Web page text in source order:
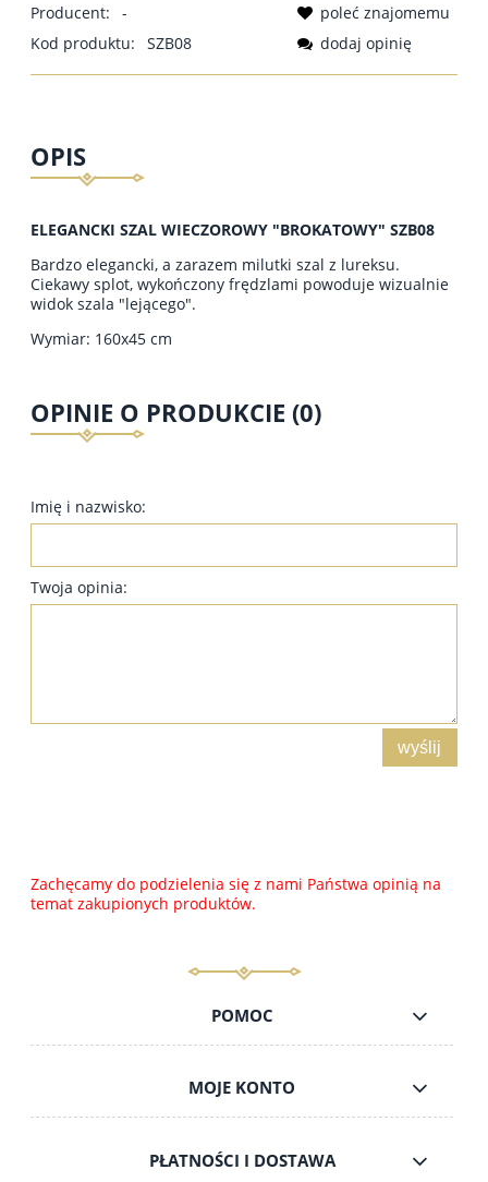
Producent:
-
Kod produktu:
SZB08
poleć znajomemu
dodaj opinię
OPIS
ELEGANCKI SZAL WIECZOROWY "BROKATOWY" SZB08
Bardzo elegancki, a zarazem milutki szal z lureksu.
Ciekawy splot, wykończony frędzlami powoduje wizualnie
widok szala "lejącego".
Wymiar: 160x45 cm
OPINIE O PRODUKCIE (0)
Imię i nazwisko:
Twoja opinia:
wyślij
Zachęcamy do podzielenia się z nami Państwa opinią na
temat zakupionych produktów.
POMOC
MOJE KONTO
PŁATNOŚCI I DOSTAWA